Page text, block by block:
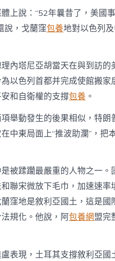
窪
地
“主
朗
普
給
中
東
找
包
養
網
火
上
澆
油〉
中
上說：“52年曩昔了，美國
說，戈蘭窪包養地對以色列
內塔尼亞胡當天在與到訪
以色列首都并完成使館搬
和自衛權的支撐包養 。
舉動發生的後果相似，特
中東局面上“推波助瀾”，
被蹂躪最嚴重的人物之一
聯宋微放下毛巾，加速速率
窪地是敘利亞國土，這是
規化。他說，阿包養網盟完
表現，土耳其支撐敘利亞